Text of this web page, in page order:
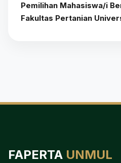
Pemilihan Mahasiswa/i
Fakultas Pertanian
FAPERTA UNMUL